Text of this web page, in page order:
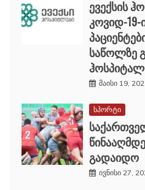
ევექსის
კოვიდ-
საწოლზე
მაისი 19,
სპორტი
გადაიდო
ივნისი 27,